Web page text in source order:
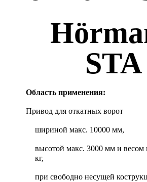
STA
Область применения:
Привод для откатных ворот
шириной макс. 10000 мм,
высотой макс. 3000 мм и весом
кг,
при свободно несущей